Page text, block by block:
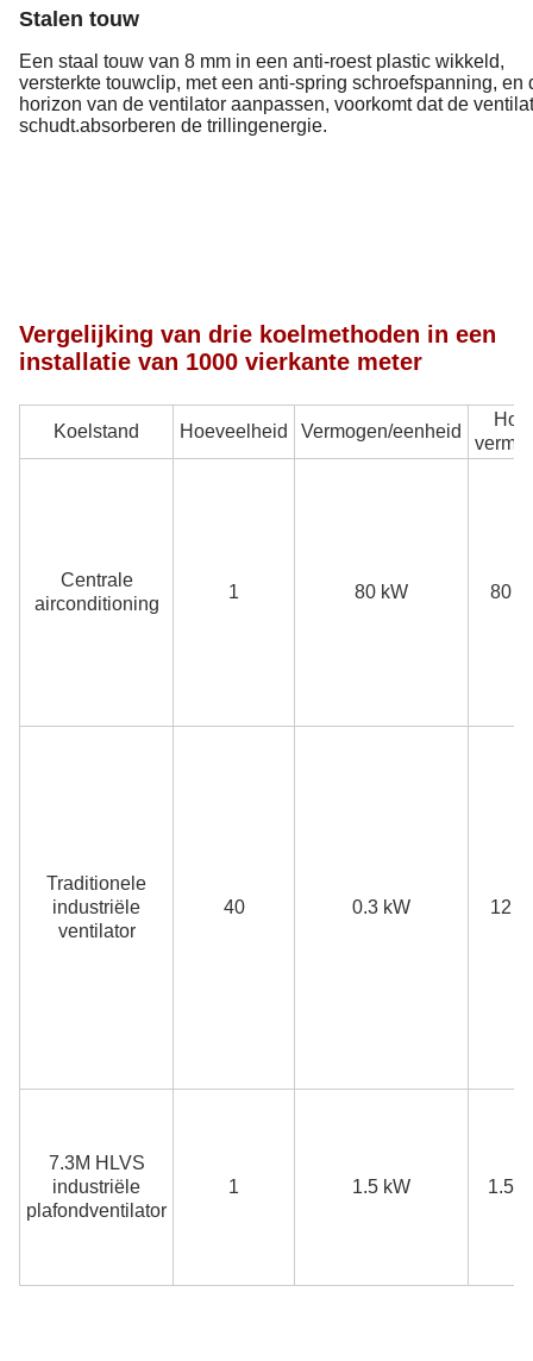
Stalen touw
Een staal touw van 8 mm in een anti-roest plastic wikkeld,
versterkte touwclip, met een anti-spring schroefspanning, en
horizon van de ventilator aanpassen, voorkomt dat de
schudt.absorberen de trillingenergie.
Vergelijking van drie koelmethoden in een
installatie van 1000 vierkante meter
Koelstand Hoeveelheid Vermogen/eenheid
Centrale
airconditioning
1 80 kW 80
Traditionele
industriële
ventilator
40 0.3 kW 12
7.3M HLVS
industriële
plafondventilator
1 1.5 kW 1.5